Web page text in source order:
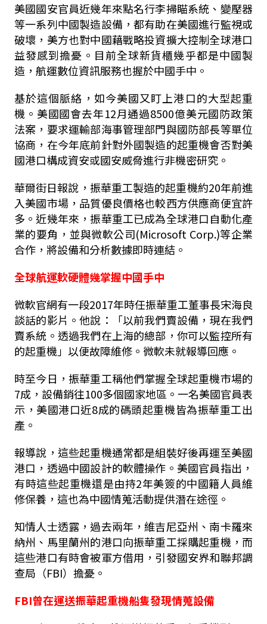
美國國安官員近幾年來點名行李掃瞄系統、變壓器
等一系列中國製造設備，都有助在美國進行監視或
破壞，美方也對中國藉戰略投資擴大控制全球港口
益發感到擔憂。目前全球新貨櫃幾乎都是中國製
造，航運數位資訊服務也握於中國手中。
基於這個脈絡，如今美國又盯上港口的大型起重
機。美國國會去年12月通過8500億美元國防政策
法案，要求運輸部海事管理部門與國防部長等單位
協商，在今年底前針對外國製造的起重機會否對美
國港口構成資安或國安威脅進行非機密研究。
華爾街日報說，振華重工製造的起重機約20年前進
入美國市場，品質優良價格也較西方供應商便宜許
多。近幾年來，振華重工已成為全球港口自動化產
業的要角，並與微軟公司(Microsoft Corp.)等企業
合作，將設備和分析數據即時連結。
全球航運軟硬體幾掌握中國手中
微軟官網有一段2017年時任振華重工董事長宋海良
談話的影片。他說：「以前我們賣設備，現在我們
賣系統。透過我們在上海的總部，你可以監控所有
的起重機」以便故障維修。微軟未就報導回應。
時至今日，振華重工稱他們掌握全球起重機市場的
7成，設備銷往100多個國家地區。一名美國官員表
示，美國港口近8成的碼頭起重機皆為振華重工出
產。
報導說，這些起重機通常都是組裝好後再運至美國
港口，透過中國設計的軟體操作。美國官員指出，
有時這些起重機還是由持2年美簽的中國籍人員維
修保養，這也為中國情蒐活動提供潛在途徑。
知情人士透露，過去兩年，維吉尼亞州、南卡羅來
納州、馬里蘭州的港口向振華重工採購起重機，而
這些港口有時會被軍方借用，引發國安界和聯邦調
查局（FBI）擔憂。
FBI曾在運送振華起重機船隻發現情蒐設備